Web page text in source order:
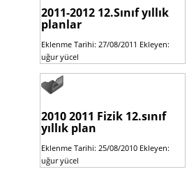
2011-2012 12.Sınıf yıllık
planlar
Eklenme Tarihi: 27/08/2011 Ekleyen:
uğur yücel
2010 2011 Fizik 12.sınıf
yıllık plan
Eklenme Tarihi: 25/08/2010 Ekleyen:
uğur yücel